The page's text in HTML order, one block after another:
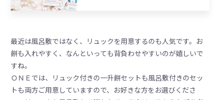
最近は風呂敷ではなく、リュックを用意するのも人気です。お
餅も入れやすく、なんといっても背負わせやすいのが嬉しいで
すね。
ＯＮＥでは、リュック付きの一升餅セットも風呂敷付きのセッ
トも両方ご用意していますので、お好きな方をお選びくださ